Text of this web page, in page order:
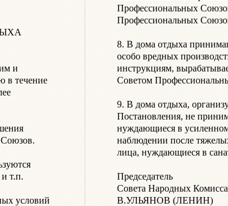
и
в течение
Союзов.
т.п.
условий
Профессиональных
Профессиональных
8. В дома отдыха
особо вредных
инструкциям,
Советом
9. В дома отдыха,
Постановления, не
нуждающиеся в
наблюдении после
лица, нуждающиеся в
Председатель
Совета Народных
В.УЛЬЯНОВ (ЛЕНИН)